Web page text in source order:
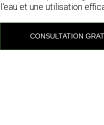
CONSULTATION
l'eau et une utilisation